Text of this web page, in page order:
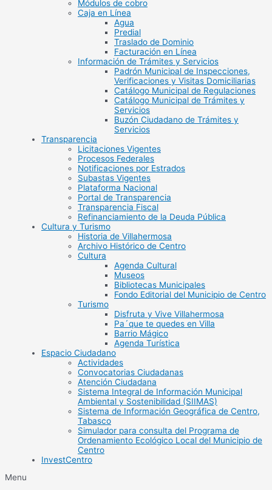
Módulos de cobro
Caja en Línea
Agua
Predial
Traslado de Dominio
Facturación en Línea
Información de Trámites y Servicios
Padrón Municipal de Inspecciones,
Verificaciones y Visitas Domiciliarias
Catálogo Municipal de Regulaciones
Catálogo Municipal de Trámites y
Servicios
Buzón Ciudadano de Trámites y
Servicios
Transparencia
Licitaciones Vigentes
Procesos Federales
Notificaciones por Estrados
Subastas Vigentes
Plataforma Nacional
Portal de Transparencia
Transparencia Fiscal
Refinanciamiento de la Deuda Pública
Cultura y Turismo
Historia de Villahermosa
Archivo Histórico de Centro
Cultura
Agenda Cultural
Museos
Bibliotecas Municipales
Fondo Editorial del Municipio de Centro
Turismo
Disfruta y Vive Villahermosa
Pa´que te quedes en Villa
Barrio Mágico
Agenda Turística
Espacio Ciudadano
Actividades
Convocatorias Ciudadanas
Atención Ciudadana
Sistema Integral de Información Municipal
Ambiental y Sostenibilidad (SIIMAS)
Sistema de Información Geográfica de Centro,
Tabasco
Simulador para consulta del Programa de
Ordenamiento Ecológico Local del Municipio de
Centro
InvestCentro
Menu